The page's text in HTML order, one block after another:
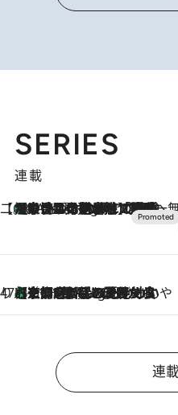
SERIES
連載
【CREA×星野リゾート】唯一無二。癒しと発見が待つ場所へ
9 Hours Ago
【トンボの足水浴】ヒノキの香りに包まれて涼感マックス！約13℃の湧水かけ流しを避暑地「星野温泉 トンボの湯」で体験
47都道府県の手みやげ ひんやりスイーツで夏を満喫
11 Hours Ago
【京都府】この夏絶対食べたい 冷やしておいしいおやつ3選 ひと口目から心を掴む新緑のテリーヌ
連